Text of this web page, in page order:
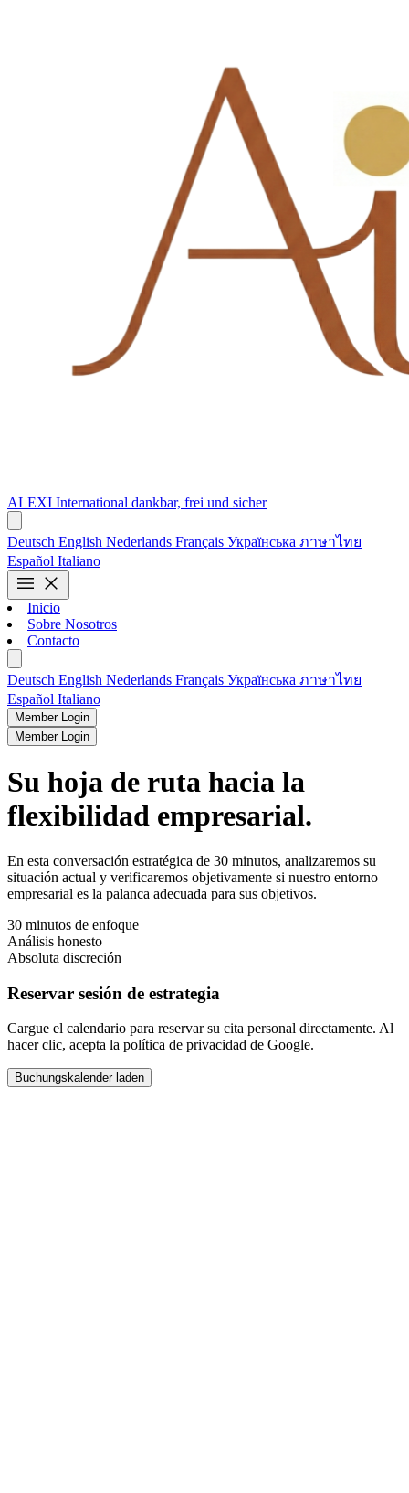
ALEXI International dankbar, frei und sicher
Deutsch English Nederlands Français Українська ภาษาไทย
Español Italiano
menu close
Inicio
Sobre Nosotros
Contacto
Deutsch English Nederlands Français Українська ภาษาไทย
Español Italiano
Member Login
Member Login
Su hoja de ruta hacia la
flexibilidad empresarial.
En esta conversación estratégica de 30 minutos, analizaremos su
situación actual y verificaremos objetivamente si nuestro entorno
empresarial es la palanca adecuada para sus objetivos.
30 minutos de enfoque
Análisis honesto
Absoluta discreción
Reservar sesión de estrategia
Cargue el calendario para reservar su cita personal directamente. Al
hacer clic, acepta la política de privacidad de Google.
Buchungskalender laden